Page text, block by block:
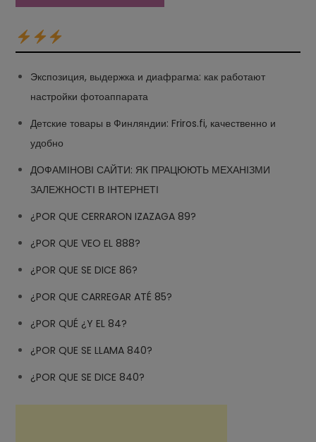
Экспозиция, выдержка и диафрагма: как работают
настройки фотоаппарата
Детские товары в Финляндии: Friros.fi, качественно и
удобно
ДОФАМІНОВІ САЙТИ: ЯК ПРАЦЮЮТЬ МЕХАНІЗМИ
ЗАЛЕЖНОСТІ В ІНТЕРНЕТІ
¿POR QUE CERRARON IZAZAGA 89?
¿POR QUE VEO EL 888?
¿POR QUE SE DICE 86?
¿POR QUE CARREGAR ATÉ 85?
¿POR QUÉ ¿Y EL 84?
¿POR QUE SE LLAMA 840?
¿POR QUE SE DICE 840?